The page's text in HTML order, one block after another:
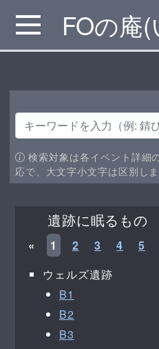
MENU FOの庵
検索対象は各イベント詳細
応で、大文字小文字は区別し
遺跡に眠るもの
« 1 2 3 4 5
ウェルズ遺跡
B1
B2
B3